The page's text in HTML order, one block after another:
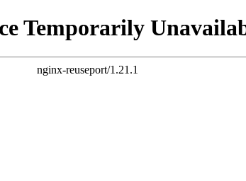
Temporarily
nginx-reuseport/1.21.1